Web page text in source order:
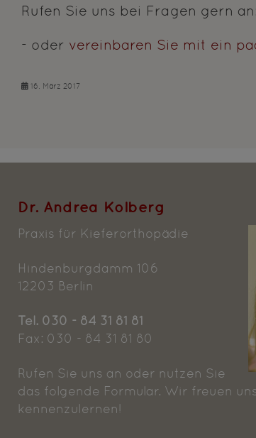
Rufen Sie uns bei Fragen gern
- oder vereinbaren Sie mit ein
16. März 2017
Dr. Andrea Kolberg
Praxis für Kieferorthopädie
Hindenburgdamm 106
12203 Berlin
Tel. 030 - 84 31 81 81
Fax: 030 - 84 31 81 80
Rufen Sie uns an oder nutzen Sie
das folgende Formular. Wir freuen
kennenzulernen!